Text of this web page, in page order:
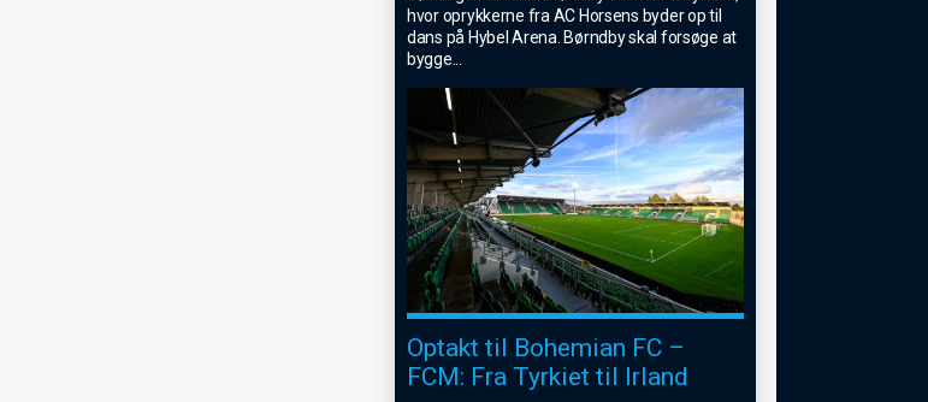
hvor oprykkerne fra AC Horsens byder op til
dans på Hybel Arena. Børndby skal forsøge at
bygge...
Optakt til Bohemian FC –
FCM: Fra Tyrkiet til Irland